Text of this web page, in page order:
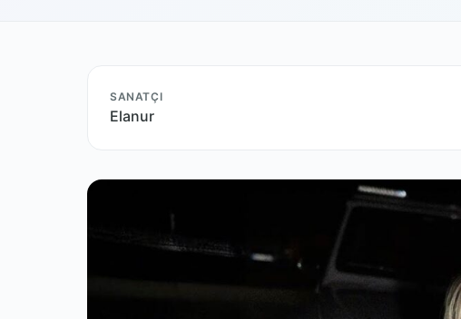
SANATÇI
Elanur